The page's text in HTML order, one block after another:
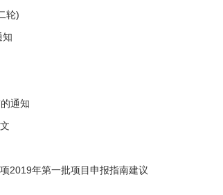
轮)
知
通知
2019年第一批项目申报指南建议